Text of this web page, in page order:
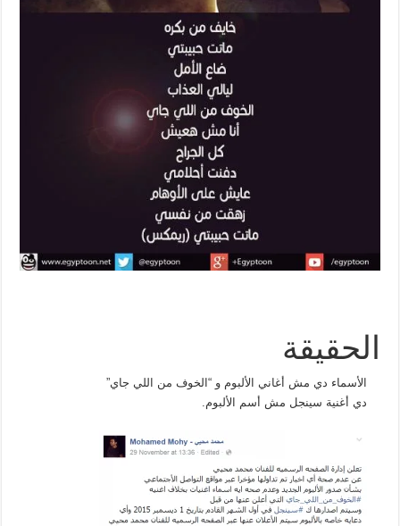
الحقيقة
الأسماء دي مش أغاني الألبوم و “الخوف من اللي جاي”
دي أغنية سينجل مش أسم الألبوم.